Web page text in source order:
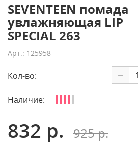
SEVENTEEN помада
увлажняющая LIP
SPECIAL 263
Арт.: 125958
Кол-во: −
Наличие:
832 р. 925 р.